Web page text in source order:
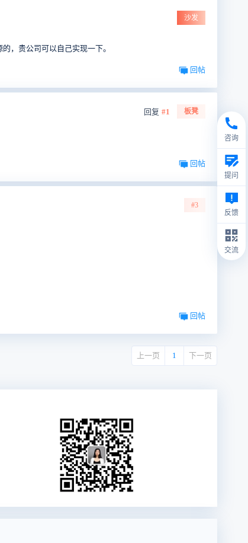
沙发
，贵公司可以自己实现一下。
回帖
板凳
回复 #1
回帖
#3
回帖
上一页 1 下一页
咨询
提问
反馈
交流